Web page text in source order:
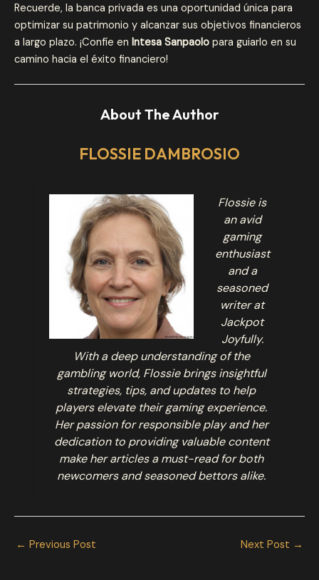
Recuerde, la banca privada es una oportunidad única para
optimizar su patrimonio y alcanzar sus objetivos financieros
a largo plazo. ¡Confíe en Intesa Sanpaolo para guiarlo en su
camino hacia el éxito financiero!
About The Author
FLOSSIE DAMBROSIO
Flossie is
an avid
gaming
enthusiast
and a
seasoned
writer at
Jackpot
Joyfully.
With a deep understanding of the
gambling world, Flossie brings insightful
strategies, tips, and updates to help
players elevate their gaming experience.
Her passion for responsible play and her
dedication to providing valuable content
make her articles a must-read for both
newcomers and seasoned bettors alike.
← Previous Post Next Post →